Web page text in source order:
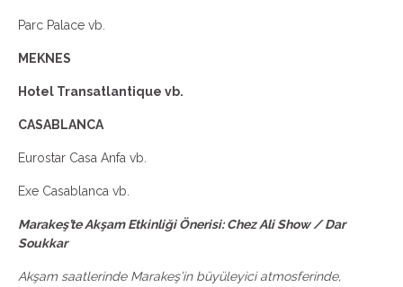
Parc Palace vb.
MEKNES
Hotel Transatlantique vb.
CASABLANCA
Eurostar Casa Anfa vb.
Exe Casablanca vb.
Marakeş’te Akşam Etkinliği Önerisi: Chez Ali Show / Dar
Soukkar
Akşam saatlerinde Marakeş’in büyüleyici atmosferinde,